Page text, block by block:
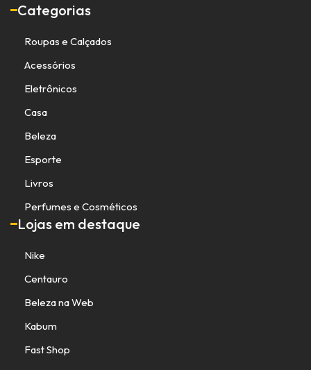
Categorias
Roupas e Calçados
Acessórios
Eletrônicos
Casa
Beleza
Esporte
Livros
Perfumes e Cosméticos
Lojas em destaque
Nike
Centauro
Beleza na Web
Kabum
Fast Shop